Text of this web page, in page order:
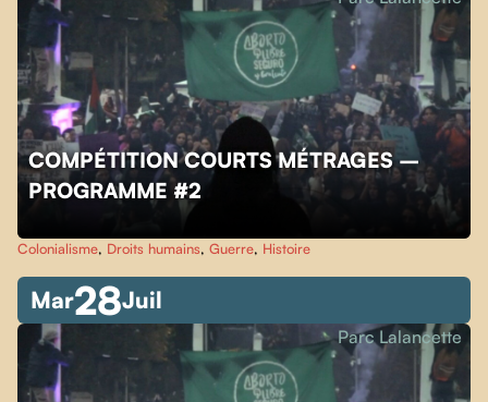
COMPÉTITION COURTS MÉTRAGES –
PROGRAMME #2
Colonialisme, Droits humains, Guerre, Histoire
Mar28Juil
Parc Lalancette